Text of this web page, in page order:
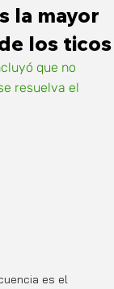
la mayor
los ticos
que no
resuelva el
es el